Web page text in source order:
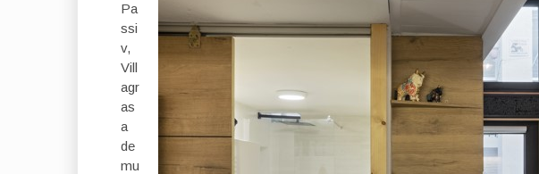
Pa
ssi
v,
Vill
agr
as
a
de
mu